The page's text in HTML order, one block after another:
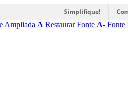
Simplifique!
Ampliada A Restaurar Fonte A- Fonte